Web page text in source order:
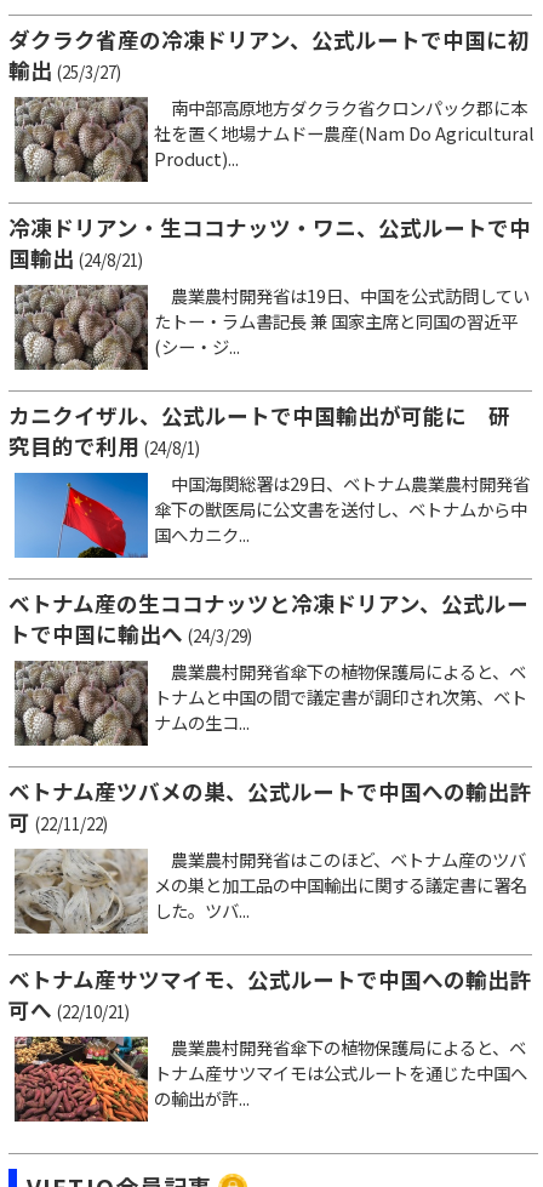
ダクラク省産の冷凍ドリアン、公式ルートで中国に初
輸出 (25/3/27)
南中部高原地方ダクラク省クロンパック郡に本
社を置く地場ナムドー農産(Nam Do Agricultural
Product)...
冷凍ドリアン・生ココナッツ・ワニ、公式ルートで中
国輸出 (24/8/21)
農業農村開発省は19日、中国を公式訪問してい
たトー・ラム書記長 兼 国家主席と同国の習近平
(シー・ジ...
カニクイザル、公式ルートで中国輸出が可能に 研
究目的で利用 (24/8/1)
中国海関総署は29日、ベトナム農業農村開発省
傘下の獣医局に公文書を送付し、ベトナムから中
国へカニク...
ベトナム産の生ココナッツと冷凍ドリアン、公式ルー
トで中国に輸出へ (24/3/29)
農業農村開発省傘下の植物保護局によると、ベ
トナムと中国の間で議定書が調印され次第、ベト
ナムの生コ...
ベトナム産ツバメの巣、公式ルートで中国への輸出許
可 (22/11/22)
農業農村開発省はこのほど、ベトナム産のツバ
メの巣と加工品の中国輸出に関する議定書に署名
した。ツバ...
ベトナム産サツマイモ、公式ルートで中国への輸出許
可へ (22/10/21)
農業農村開発省傘下の植物保護局によると、ベ
トナム産サツマイモは公式ルートを通じた中国へ
の輸出が許...